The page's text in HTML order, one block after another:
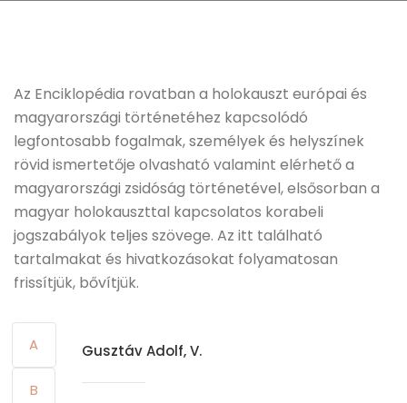
Az Enciklopédia rovatban a holokauszt európai és
magyarországi történetéhez kapcsolódó
legfontosabb fogalmak, személyek és helyszínek
rövid ismertetője olvasható valamint elérhető a
magyarországi zsidóság történetével, elsősorban a
magyar holokauszttal kapcsolatos korabeli
jogszabályok teljes szövege. Az itt található
tartalmakat és hivatkozásokat folyamatosan
frissítjük, bővítjük.
A
B
Gusztáv Adolf, V.